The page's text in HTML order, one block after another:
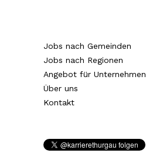
Jobs nach Gemeinden
Jobs nach Regionen
Angebot für Unternehmen
Über uns
Kontakt